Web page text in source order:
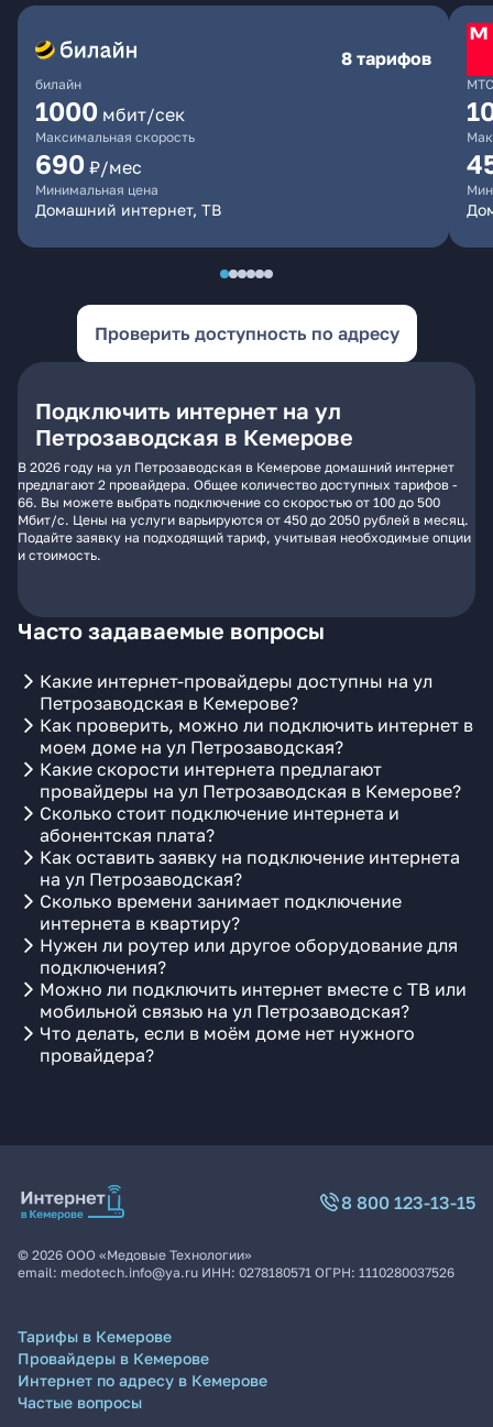
билайн
8 тарифов
1000 мбит/сек
Максимальная скорость
690 ₽/мес
Минимальная цена
Домашний интернет, ТВ
МТС
Проверить доступность по адресу
Подключить интернет на ул
Петрозаводская в Кемерове
В 2026 году на ул Петрозаводская в Кемерове домашний интернет
предлагают 2 провайдера. Общее количество доступных тарифов -
66. Вы можете выбрать подключение со скоростью от 100 до 500
Мбит/с. Цены на услуги варьируются от 450 до 2050 рублей в месяц.
Подайте заявку на подходящий тариф, учитывая необходимые опции
и стоимость.
Часто задаваемые вопросы
Какие интернет-провайдеры доступны на ул
Петрозаводская в Кемерове?
Как проверить, можно ли подключить интернет в
моем доме на ул Петрозаводская?
Какие скорости интернета предлагают
провайдеры на ул Петрозаводская в Кемерове?
Сколько стоит подключение интернета и
абонентская плата?
Как оставить заявку на подключение интернета
на ул Петрозаводская?
Сколько времени занимает подключение
интернета в квартиру?
Нужен ли роутер или другое оборудование для
подключения?
Можно ли подключить интернет вместе с ТВ или
мобильной связью на ул Петрозаводская?
Что делать, если в моём доме нет нужного
провайдера?
8 800 123-13-15
© 2026 ООО «Медовые Технологии»
email: medotech.info@ya.ru ИНН: 0278180571 ОГРН: 1110280037526
Тарифы в Кемерове
Провайдеры в Кемерове
Интернет по адресу в Кемерове
Частые вопросы